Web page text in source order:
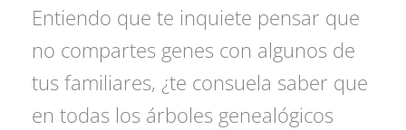
Entiendo que te inquiete pensar que
no compartes genes con algunos de
tus familiares, ¿te consuela saber que
en todas los árboles genealógicos